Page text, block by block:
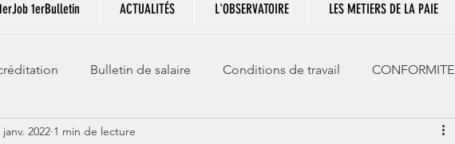
1erBulletin ACTUALITÉS L'OBSERVATOIRE LES METIERS DE LA PAIE
Bulletin de salaire Conditions de travail CONFORMITE
Jurisprudence Rémunération
janv. 2022 1 min de lecture